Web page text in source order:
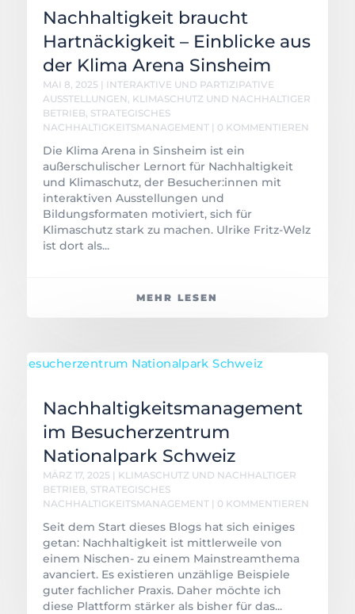
Nachhaltigkeit braucht
Hartnäckigkeit – Einblicke aus
der Klima Arena Sinsheim
MAI 8, 2025 | INTERAKTIVE UND PARTIZIPATIVE
AUSSTELLUNGEN , KLIMASCHUTZ UND NACHHALTIGER
BETRIEB, STRATEGISCHES
NACHHALTIGKEITSMANAGEMENT| 0 KOMMENTIEREN
Die Klima Arena in Sinsheim ist ein
außerschulischer Lernort für Nachhaltigkeit
und Klimaschutz, der Besucher:innen mit
interaktiven Ausstellungen und
Bildungsformaten motiviert, sich für
Klimaschutz stark zu machen. Ulrike Fritz-Welz
ist dort als...
MEHR LESEN
Nachhaltigkeitsmanagement
im Besucherzentrum
Nationalpark Schweiz
MÄRZ 17, 2025 | KLIMASCHUTZ UND NACHHALTIGER
BETRIEB STRATEGISCHES
NACHHALTIGKEITSMANAGEMENT| 0 KOMMENTIEREN
Seit dem Start dieses Blogs hat sich einiges
getan: Nachhaltigkeit ist mittlerweile von
einem Nischen- zu einem Mainstreamthema
avanciert. Es existieren unzählige Beispiele
guter fachlicher Praxis. Daher möchte ich
diese Plattform stärker als bisher für das...